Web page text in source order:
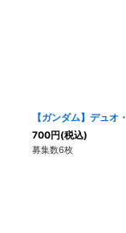
【ガンダム】デュ
700円(税込)
募集数6枚